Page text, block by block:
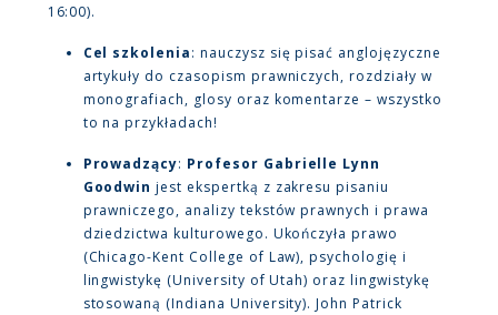
16:00).
Cel szkolenia: nauczysz się pisać anglojęzyczne
artykuły do czasopism prawniczych, rozdziały w
monografiach, glosy oraz komentarze – wszystko
to na przykładach!
Prowadzący: Profesor Gabrielle Lynn
Goodwin jest ekspertką z zakresu pisaniu
prawniczego, analizy tekstów prawnych i prawa
dziedzictwa kulturowego. Ukończyła prawo
(Chicago-Kent College of Law), psychologię i
lingwistykę (University of Utah) oraz lingwistykę
stosowaną (Indiana University). John Patrick